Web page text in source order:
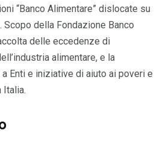
“Banco Alimentare” dislocate su
della Fondazione Banco
delle eccedenze di
alimentare, e la
Enti e iniziative di aiuto ai poveri e
Italia.